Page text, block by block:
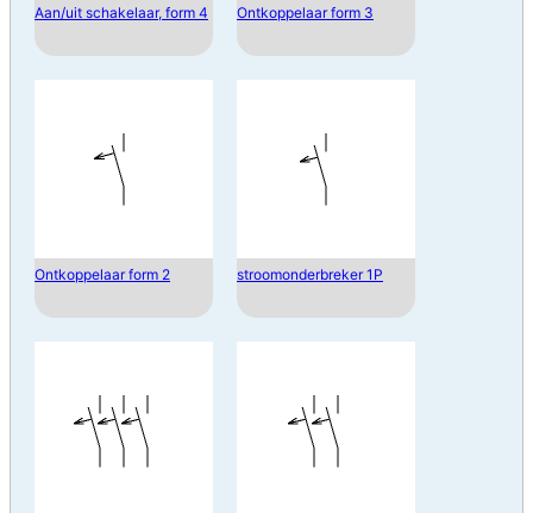
Aan/uit schakelaar, form 4 Ontkoppelaar form 3
Ontkoppelaar form 2 stroomonderbreker 1P